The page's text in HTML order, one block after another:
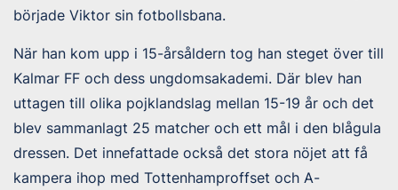
började Viktor sin fotbollsbana.
När han kom upp i 15-årsåldern tog han steget över till
Kalmar FF och dess ungdomsakademi. Där blev han
uttagen till olika pojklandslag mellan 15-19 år och det
blev sammanlagt 25 matcher och ett mål i den blågula
dressen. Det innefattade också det stora nöjet att få
kampera ihop med Tottenhamproffset och A-